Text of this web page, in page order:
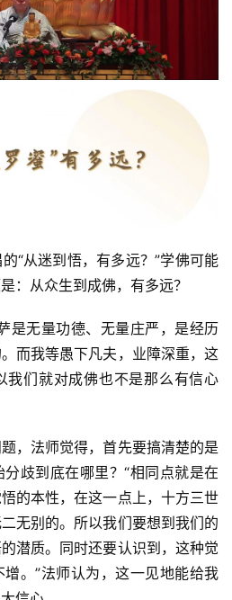
“从迷到悟，有多远？”学佛可能
：从众生到成佛，有多远？
是无量功德、无量庄严，是经历
而我等愚下凡夫，业障深重，这
我们就对成佛也不是那么有信心
，法师觉得，首先要搞清楚的是
歧到底在哪里？“相同点就是在
的本性，在这一点上，十方三世
无别的。所以我们要想到我们的
潜质。同时还要认识到，这种觉
。”法师认为，这一见地能给我